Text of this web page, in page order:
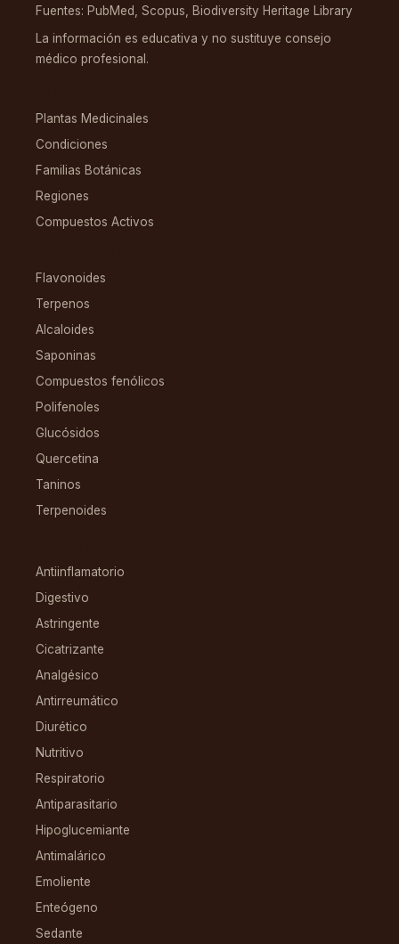
Fuentes: PubMed, Scopus, Biodiversity Heritage Library
La información es educativa y no sustituye consejo
médico profesional.
Plantas Medicinales
Condiciones
Familias Botánicas
Regiones
Compuestos Activos
Flavonoides
Terpenos
Alcaloides
Saponinas
Compuestos fenólicos
Polifenoles
Glucósidos
Quercetina
Taninos
Terpenoides
Antiinflamatorio
Digestivo
Astringente
Cicatrizante
Analgésico
Antirreumático
Diurético
Nutritivo
Respiratorio
Antiparasitario
Hipoglucemiante
Antimalárico
Emoliente
Enteógeno
Sedante